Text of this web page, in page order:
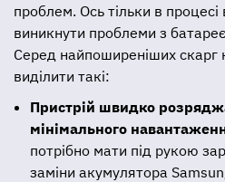
проблем. Ось тільки в
виникнути проблеми з
Серед найпоширеніших скарг
виділити такі:
Пристрій швидко
мінімального
потрібно мати під рукою
заміни акумулятора